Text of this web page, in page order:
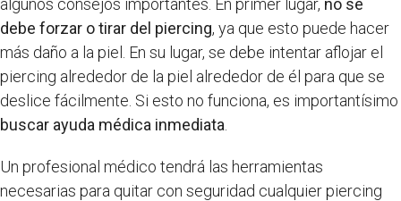
debe forzar o tirar del piercing, ya que esto puede hacer
más daño a la piel. En su lugar, se debe intentar aflojar el
piercing alrededor de la piel alrededor de él para que se
deslice fácilmente. Si esto no funciona, es importantísimo
buscar ayuda médica inmediata
Un profesional médico tendrá las herramientas
necesarias para quitar con seguridad cualquier piercing